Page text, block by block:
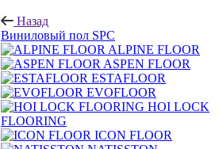
Назад
Виниловый пол SPC
ALPINE FLOOR
ASPEN FLOOR
ESTAFLOOR
EVOFLOOR
HOI LOCK
FLOORING
ICON FLOOR